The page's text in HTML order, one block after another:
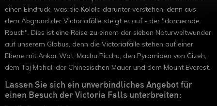
Madagaskar
Marokko
einen Eindruck, was die Kololo darunter verstehen, denn aus
dem Abgrund der Victoriafälle steigt er auf - der "donnernde
Rauch". Dies ist eine Reise zu einem der sieben Naturweltwunder
auf unserem Globus, denn die Victoriafälle stehen auf einer
Ebene mit Ankor Wat, Machu Picchu, den Pyramiden von Gizeh,
dem Taj Mahal, der Chinesischen Mauer und dem Mount Everest.
Lassen Sie sich ein unverbindliches Angebot für
einen Besuch der Victoria Falls unterbreiten: